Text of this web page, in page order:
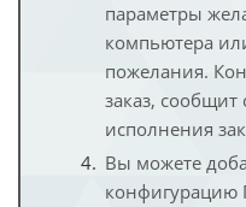
параметры
компьютера
пожелания.
заказ, сообщит
исполнения
Вы можете
конфигурацию